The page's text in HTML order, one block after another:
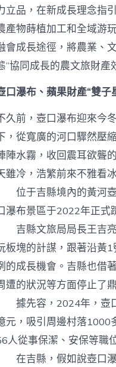
立品，在新成長理念指
產物蒔植加工和全域游
會成長途徑，將農業、
”協同成長的農文旅財產
口瀑布、蘋果財產“雙子
久前，壺口瀑布迎來今
，從寬廣的河口驟然壓
陣水霧，收回震耳欲聾
雖冷，浩繁前來不雅看
位于吉縣境內的黃河壺
瀑布景區于2022年正式
吉縣文旅局局長王吉亮
板塊的計謀，跟著沿黃
的成長機會。吉縣也借
遭的狀況等方面停止了
據先容，2024年，壺口
元，吸引周邊村落1000
人從事保潔、安保等職
在吉縣，假如說壺口瀑